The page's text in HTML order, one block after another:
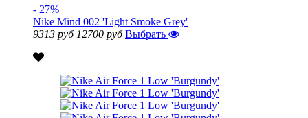
- 27%
Nike Mind 002 'Light Smoke Grey'
9313 руб 12700 руб Выбрать